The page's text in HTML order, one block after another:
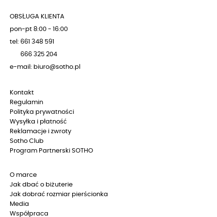
OBSŁUGA KLIENTA
pon-pt 8:00 - 16:00
tel: 661 348 591
666 325 204
e-mail: biuro@sotho.pl
Kontakt
Regulamin
Polityka prywatności
Wysyłka i płatność
Reklamacje i zwroty
Sotho Club
Program Partnerski SOTHO
O marce
Jak dbać o biżuterie
Jak dobrać rozmiar pierścionka
Media
Współpraca